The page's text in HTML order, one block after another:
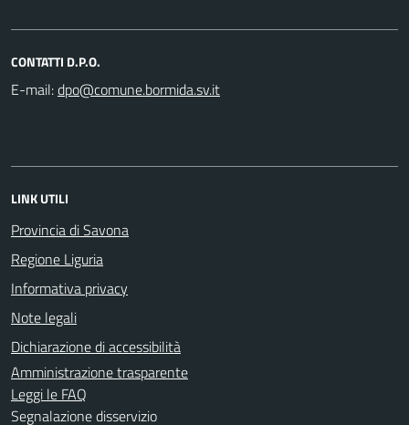
CONTATTI D.P.O.
E-mail:
LINK UTILI
Provincia di Savona
Regione Liguria
Informativa privacy
Note legali
Dichiarazione di accessibilità
Amministrazione trasparente
Leggi le FAQ
Segnalazione disservizio